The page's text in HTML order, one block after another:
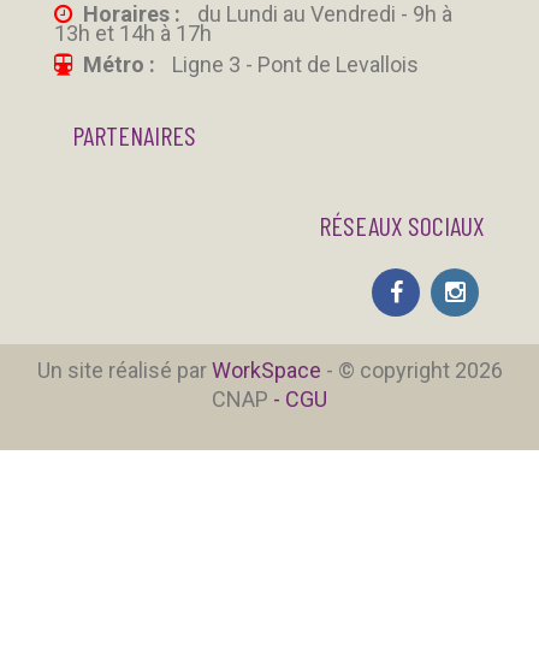
Horaires :
du Lundi au Vendredi - 9h à
13h et 14h à 17h
Métro :
Ligne 3 - Pont de Levallois
PARTENAIRES
RÉSEAUX SOCIAUX
Un site réalisé parWorkSpace - © copyright 2026
CNAP - CGU